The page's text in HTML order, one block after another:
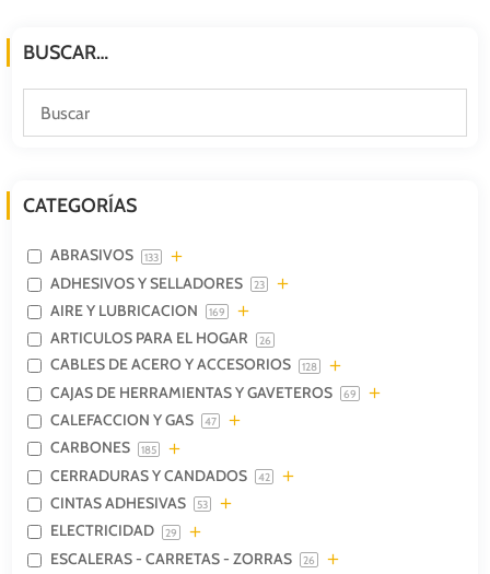
BUSCAR…
CATEGORÍAS
ABRASIVOS 133
ADHESIVOS Y SELLADORES 23
AIRE Y LUBRICACION 169
ARTICULOS PARA EL HOGAR 26
CABLES DE ACERO Y ACCESORIOS 128
CAJAS DE HERRAMIENTAS Y GAVETEROS 69
CALEFACCION Y GAS 47
CARBONES 185
CERRADURAS Y CANDADOS 42
CINTAS ADHESIVAS 53
ELECTRICIDAD 29
ESCALERAS - CARRETAS - ZORRAS 26